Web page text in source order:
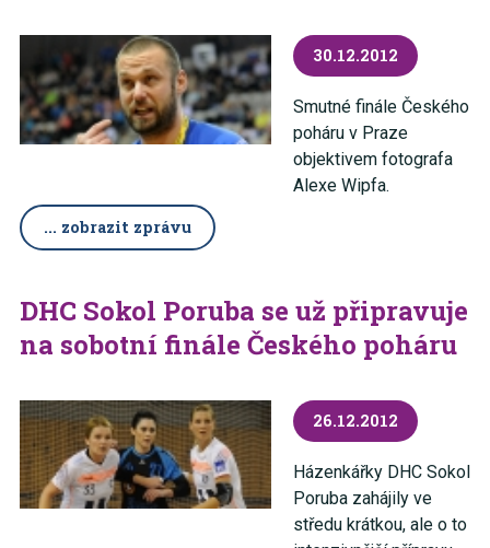
30.12.2012
Smutné finále Českého
poháru v Praze
objektivem fotografa
Alexe Wipfa.
... zobrazit zprávu
DHC Sokol Poruba se už připravuje
na sobotní finále Českého poháru
26.12.2012
Házenkářky DHC Sokol
Poruba zahájily ve
středu krátkou, ale o to